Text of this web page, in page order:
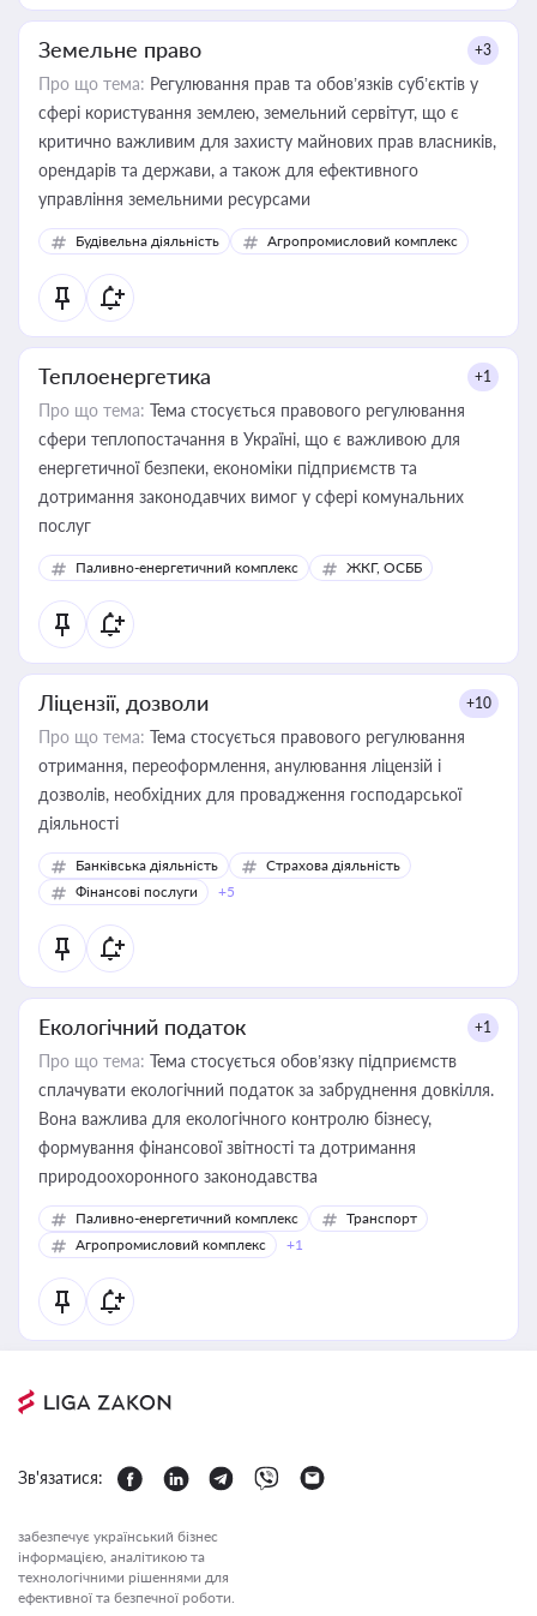
Земельне право +3
Про що тема: Регулювання прав та обов’язків суб’єктів у
сфері користування землею, земельний сервітут, що є
критично важливим для захисту майнових прав власників,
орендарів та держави, а також для ефективного
управління земельними ресурсами
Будівельна діяльність Агропромисловий комплекс
Теплоенергетика +1
Про що тема: Тема стосується правового регулювання
сфери теплопостачання в Україні, що є важливою для
енергетичної безпеки, економіки підприємств та
дотримання законодавчих вимог у сфері комунальних
послуг
Паливно-енергетичний комплекс ЖКГ, ОСББ
Ліцензії, дозволи +10
Про що тема: Тема стосується правового регулювання
отримання, переоформлення, анулювання ліцензій і
дозволів, необхідних для провадження господарської
діяльності
Банківська діяльність
Страхова діяльність
Фінансові послуги
+5
Екологічний податок +1
Про що тема: Тема стосується обов’язку підприємств
сплачувати екологічний податок за забруднення довкілля.
Вона важлива для екологічного контролю бізнесу,
формування фінансової звітності та дотримання
природоохоронного законодавства
Паливно-енергетичний комплекс
Транспорт
Агропромисловий комплекс
+1
Зв'язатися:
забезпечує український бізнес
інформацією, аналітикою та
технологічними рішеннями для
ефективної та безпечної роботи.